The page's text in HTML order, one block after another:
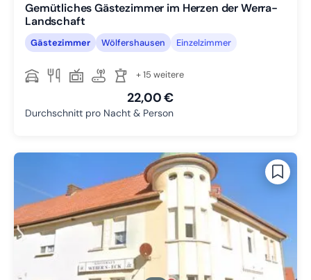
Gemütliches Gästezimmer im Herzen der Werra-
Landschaft
Gästezimmer Wölfershausen Einzelzimmer
+ 15 weitere
22,00 €
Durchschnitt pro Nacht & Person